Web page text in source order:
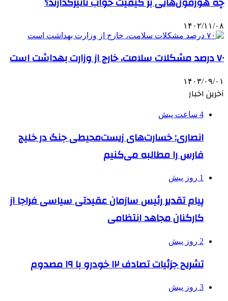
۱۴۰۲/۱۱/۰۸
۷۰ درصد مشکلات سلامت، خارج از وزارت بهداشت است
۱۴۰۳/۰۹/۰۱
آخرین اخبار
4 ساعت پیش
انصاری: خسارت‌های زیست‌محیطی جنگ در خلیج
فارس را مطالبه‌ می‌کنیم
1 روز پیش
پیام تقدیر رئیس سازمان عقیدتی سیاسی فراجا از
کارکنان مجاهد انتظامی
2 روز پیش
تشریح جزئیات تصادف ۱۲ خودرو با ۱۹ مصدوم
3 روز پیش